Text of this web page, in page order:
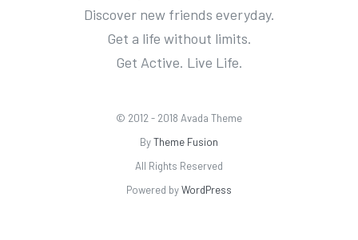
Discover new friends everyday.
Get a life without limits.
Get Active. Live Life.
© 2012 - 2018 Avada Theme
ByTheme Fusion
All Rights Reserved
Powered byWordPress